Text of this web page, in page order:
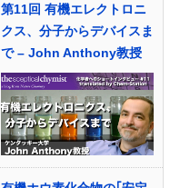
第11回 有機エレクトロニ
クス、分子からデバイスま
で – John Anthony教授